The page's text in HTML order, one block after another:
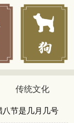
传统文化
八节是几月几号